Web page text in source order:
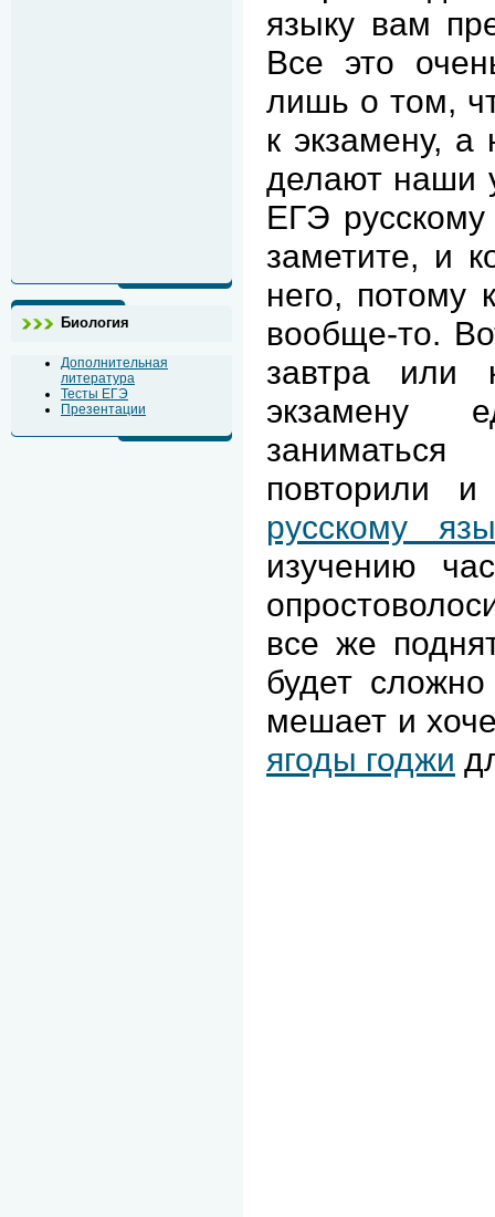
Биология
Дополнительная
литература
Тесты ЕГЭ
Презентации
языку вам
Все это
лишь о том,
к экзамену,
делают наши
ЕГЭ
заметите, и
него, потому
вообще-то.
завтра или
экзамену
повторили
русскому
изучению
все же
будет
мешает и
ягоды годжи